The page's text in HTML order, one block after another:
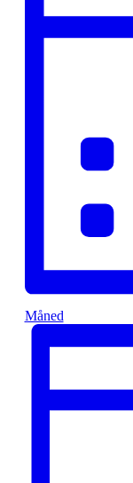
Måned